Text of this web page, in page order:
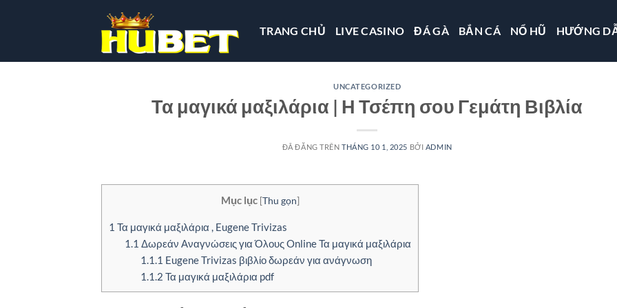
dung
TRANG CHỦ LIVE CASINO ĐÁ GÀ BẮN CÁ NỔ HŨ HƯỚNG
UNCATEGORIZED
Τα μαγικά μαξιλάρια | Η Τσέπη σου Γεμάτη Βιβλία
ĐÃ ĐĂNG TRÊNTHÁNG 10 1, 2025 BỞI ADMIN
Mục lục [Thu gọn]
1 Τα μαγικά μαξιλάρια , Eugene Trivizas
1.1 Δωρεάν Αναγνώσεις για Όλους Online Τα μαγικά μαξιλάρια
1.1.1 Eugene Trivizas βιβλίο δωρεάν για ανάγνωση
1.1.2 Τα μαγικά μαξιλάρια pdf